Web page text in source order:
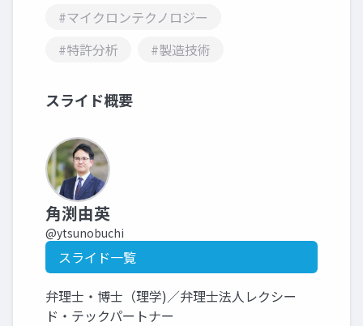
#マイクロンテクノロジー
#特許分析
#製造技術
スライド概要
角渕由英
@ytsunobuchi
スライド一覧
弁理士・博士（理学)／弁理士法人レクシー
ド・テックパートナー